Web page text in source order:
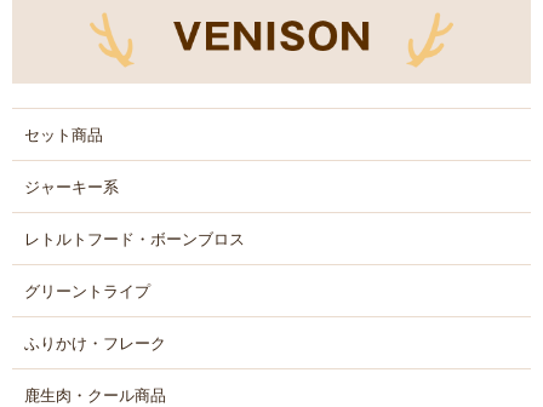
セット商品
ジャーキー系
レトルトフード・ボーンブロス
グリーントライプ
ふりかけ・フレーク
鹿生肉・クール商品